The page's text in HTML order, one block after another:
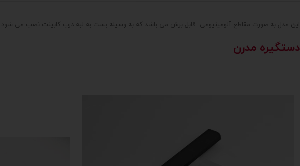
این مدل به صورت مقاطع آلومینیومی قابل برش می باشد که به وسیله بست به لبه درب کابینت نصب می شود.
دستگیره مدرن